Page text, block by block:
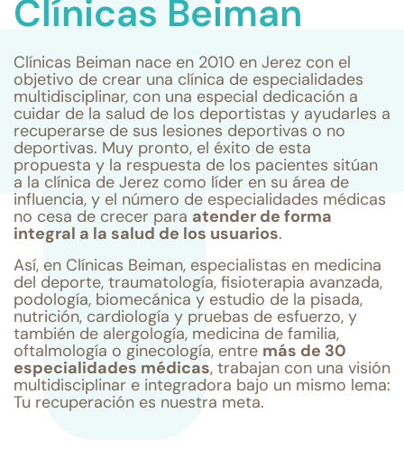
Clínicas Beiman
Clínicas Beiman nace en 2010 en Jerez con el
objetivo de crear una clínica de especialidades
multidisciplinar, con una especial dedicación a
cuidar de la salud de los deportistas y ayudarles a
recuperarse de sus lesiones deportivas o no
deportivas. Muy pronto, el éxito de esta
propuesta y la respuesta de los pacientes sitúan
a la clínica de Jerez como líder en su área de
influencia, y el número de especialidades médicas
no cesa de crecer para atender de forma
integral a la salud de los usuarios.
Así, en Clínicas Beiman, especialistas en medicina
del deporte, traumatología, fisioterapia avanzada,
podología, biomecánica y estudio de la pisada,
nutrición, cardiología y pruebas de esfuerzo, y
también de alergología, medicina de familia,
oftalmología o ginecología, entre más de 30
especialidades médicas, trabajan con una visión
multidisciplinar e integradora bajo un mismo lema:
Tu recuperación es nuestra meta.